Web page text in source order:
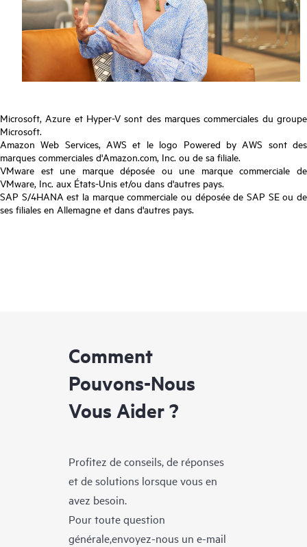
Microsoft, Azure et Hyper-V sont des marques commerciales du groupe
Microsoft.
Amazon Web Services, AWS et le logo Powered by AWS sont des
marques commerciales d'Amazon.com, Inc. ou de sa filiale.
VMware est une marque déposée ou une marque commerciale de
VMware, Inc. aux États-Unis et/ou dans d'autres pays.
SAP S/4HANA est la marque commerciale ou déposée de SAP SE ou de
ses filiales en Allemagne et dans d'autres pays.
Comment
Pouvons-Nous
Vous Aider ?
Profitez de conseils, de réponses
et de solutions lorsque vous en
avez besoin.
Pour toute question
générale,envoyez-nous un e-mail